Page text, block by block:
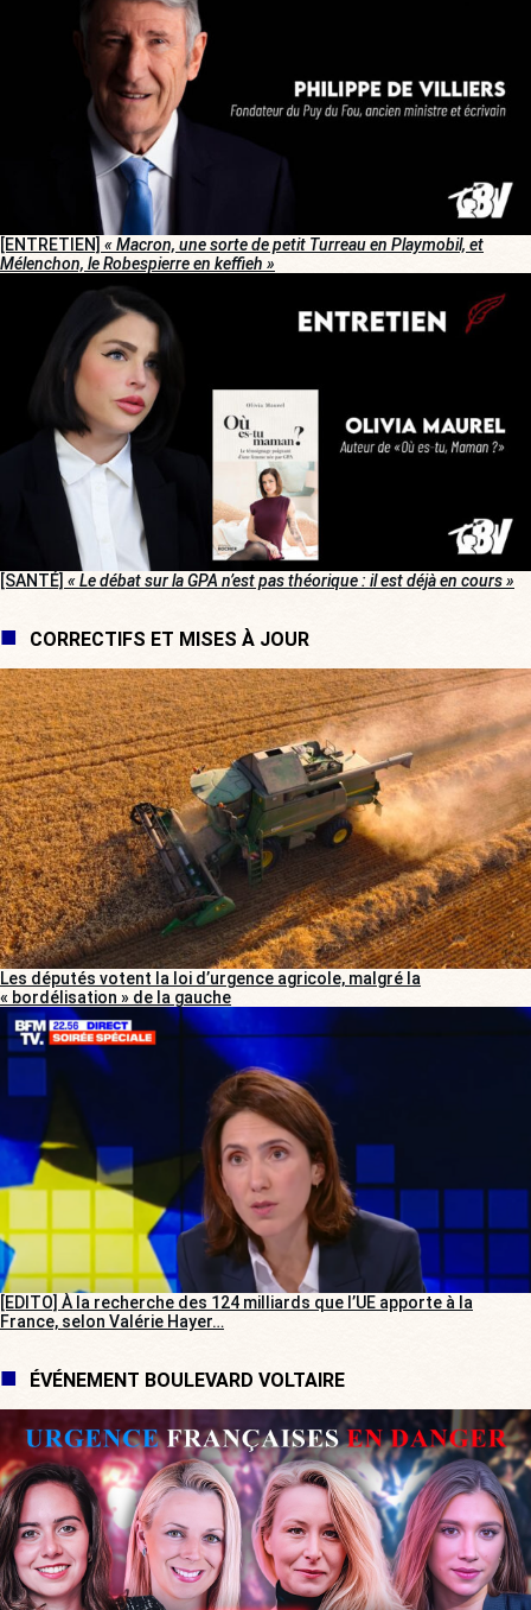
[ENTRETIEN] « Macron, une sorte de petit Turreau en Playmobil, et
Mélenchon, le Robespierre en keffieh »
[SANTÉ] « Le débat sur la GPA n’est pas théorique : il est déjà en cours »
CORRECTIFS ET MISES À JOUR
Les députés votent la loi d’urgence agricole, malgré la
« bordélisation » de la gauche
[EDITO] À la recherche des 124 milliards que l’UE apporte à la
France, selon Valérie Hayer…
ÉVÉNEMENT BOULEVARD VOLTAIRE